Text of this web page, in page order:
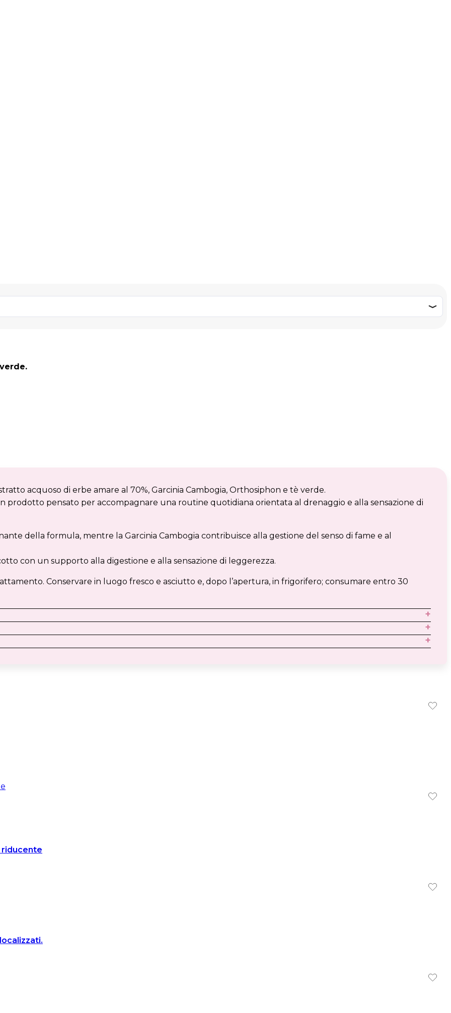
acquoso di erbe amare al 70%, Garcinia Cambogia, Orthosiphon e tè verde.
prodotto pensato per accompagnare una routine quotidiana orientata al drenaggio e alla sensazione di
della formula, mentre la Garcinia Cambogia contribuisce alla gestione del senso di fame e al
con un supporto alla digestione e alla sensazione di leggerezza.
Conservare in luogo fresco e asciutto e, dopo l’apertura, in frigorifero; consumare entro 30
riducente